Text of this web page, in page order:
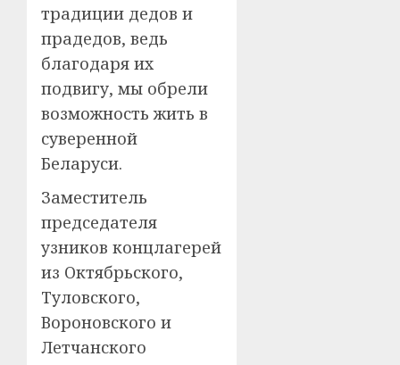
традиции дедов и
прадедов, ведь
благодаря их
подвигу, мы обрели
возможность жить в
суверенной
Беларуси.
Заместитель
председателя
узников концлагерей
из Октябрьского,
Туловского,
Вороновского и
Летчанского